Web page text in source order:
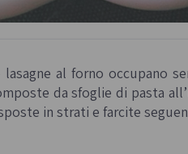
lasagne al forno occupano
da sfoglie di pasta
in strati e farcite